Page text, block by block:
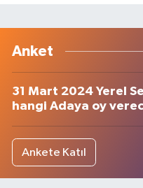
Anket
31 Mart 2024 Yerel
hangi Adaya oy
Ankete Katıl